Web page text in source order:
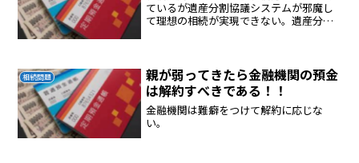
ているが遺産分割協議システムが邪魔し
て理想の相続が実現できない。遺産分割
相続問題
親が弱ってきたら金融機関の預金
は解約すべきである！！
金融機関は難癖をつけて解約に応じな
い。